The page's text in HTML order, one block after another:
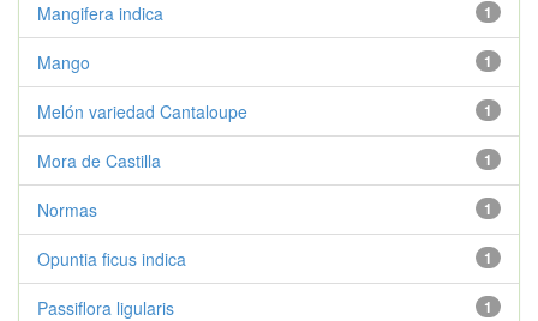
1
Mangifera indica
1
Mango
1
Melón variedad Cantaloupe
1
Mora de Castilla
1
Normas
1
Opuntia ficus indica
1
Passiflora ligularis